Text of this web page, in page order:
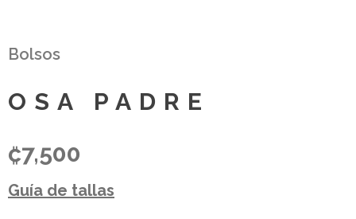
Bolsos
OSA PADRE
₡7,500
Guía de tallas